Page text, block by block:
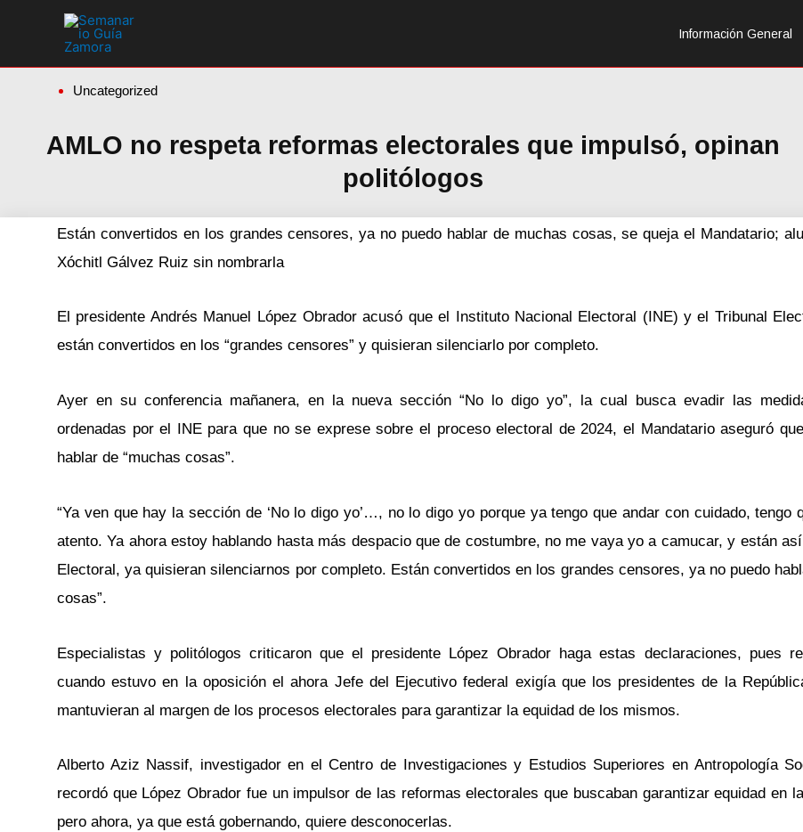
Información General
Uncategorized
AMLO no respeta reformas electorales que impulsó, opinan
politólogos
Están convertidos en los grandes censores, ya no puedo hablar de muchas cosas, se queja el Mandatario;
Xóchitl Gálvez Ruiz sin nombrarla
El presidente Andrés Manuel López Obrador acusó que el Instituto Nacional Electoral (INE) y el Tribunal
están convertidos en los “grandes censores” y quisieran silenciarlo por completo.
Ayer en su conferencia mañanera, en la nueva sección “No lo digo yo”, la cual busca evadir las
ordenadas por el INE para que no se exprese sobre el proceso electoral de 2024, el Mandatario aseguró
hablar de “muchas cosas”.
“Ya ven que hay la sección de ‘No lo digo yo’…, no lo digo yo porque ya tengo que andar con cuidado, tengo
atento. Ya ahora estoy hablando hasta más despacio que de costumbre, no me vaya yo a camucar, y están
Electoral, ya quisieran silenciarnos por completo. Están convertidos en los grandes censores, ya no puedo
cosas”.
Especialistas y politólogos criticaron que el presidente López Obrador haga estas declaraciones, pues
cuando estuvo en la oposición el ahora Jefe del Ejecutivo federal exigía que los presidentes de la
mantuvieran al margen de los procesos electorales para garantizar la equidad de los mismos.
Alberto Aziz Nassif, investigador en el Centro de Investigaciones y Estudios Superiores en Antropología
recordó que López Obrador fue un impulsor de las reformas electorales que buscaban garantizar equidad en
pero ahora, ya que está gobernando, quiere desconocerlas.